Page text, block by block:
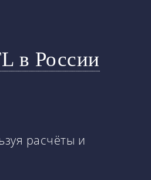
в России
расчёты и